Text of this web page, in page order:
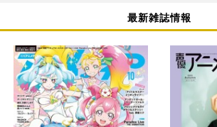
最新雑誌情報